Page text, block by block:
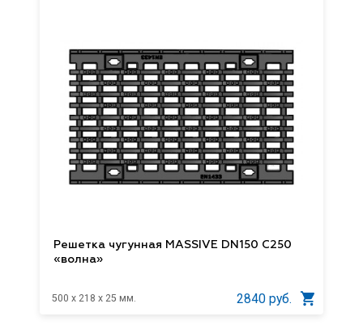
Решетка чугунная MASSIVE DN150 С250
«волна»
500 x 218 x 25 мм. 2840 руб.